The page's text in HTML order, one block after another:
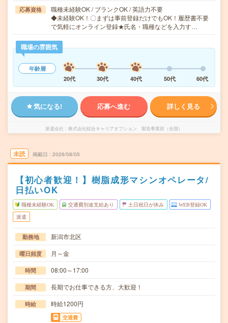
応募資格
職種未経験OK / ブランクOK / 英語力不要
◆未経験OK！〇まずは事前登録だけでもOK！履歴書不要
で気軽にオンライン登録★氏名・職種などを入力す…
職場の雰囲気
年齢層
20代
30代 40代 50代 60代
気になる! 応募へ進む 詳しく見る
派遣会社 株式会社綜合キャリアオプション 製造事業部（全国）
未読 掲載日 2026/08/05
【初心者歓迎！】樹脂成形マシンオペレータ/
日払いOK
職種未経験OK 交通費別途支給あり 土日祝日が休み WEB登録OK
派遣
勤務地 新潟市北区
曜日頻度 月～金
時間 08:00～17:00
期間 長期でお仕事できる方、大歓迎！
時給 時給1200円
交通費